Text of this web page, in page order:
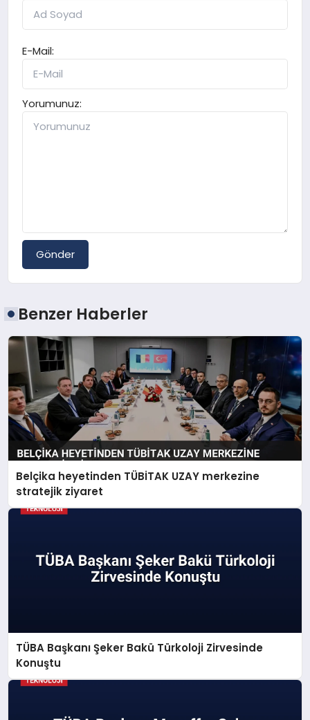
E-Mail:
Yorumunuz:
Gönder
Benzer Haberler
Belçika heyetinden TÜBİTAK UZAY merkezine
stratejik ziyaret
TÜBA Başkanı Şeker Bakü Türkoloji Zirvesinde
Konuştu